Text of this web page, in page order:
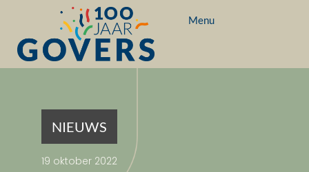
Menu
NIEUWS
19 oktober 2022